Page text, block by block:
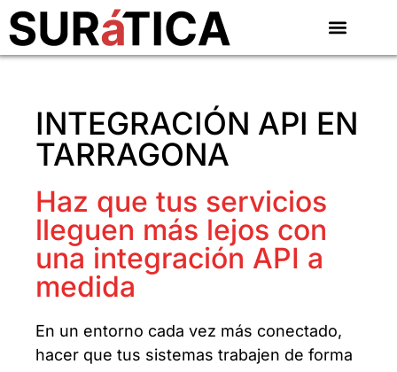
INTEGRACIÓN API EN
TARRAGONA
Haz que tus servicios
lleguen más lejos con
una integración API a
medida
En un entorno cada vez más conectado,
hacer que tus sistemas trabajen de forma